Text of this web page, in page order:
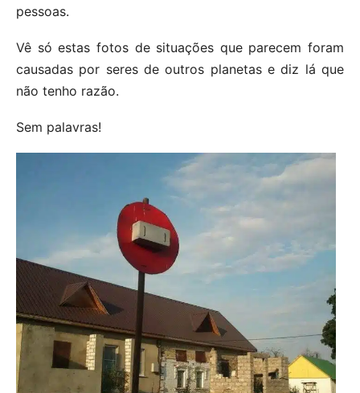
pessoas.
Vê só estas fotos de situações que parecem foram
causadas por seres de outros planetas e diz lá que
não tenho razão.
Sem palavras!